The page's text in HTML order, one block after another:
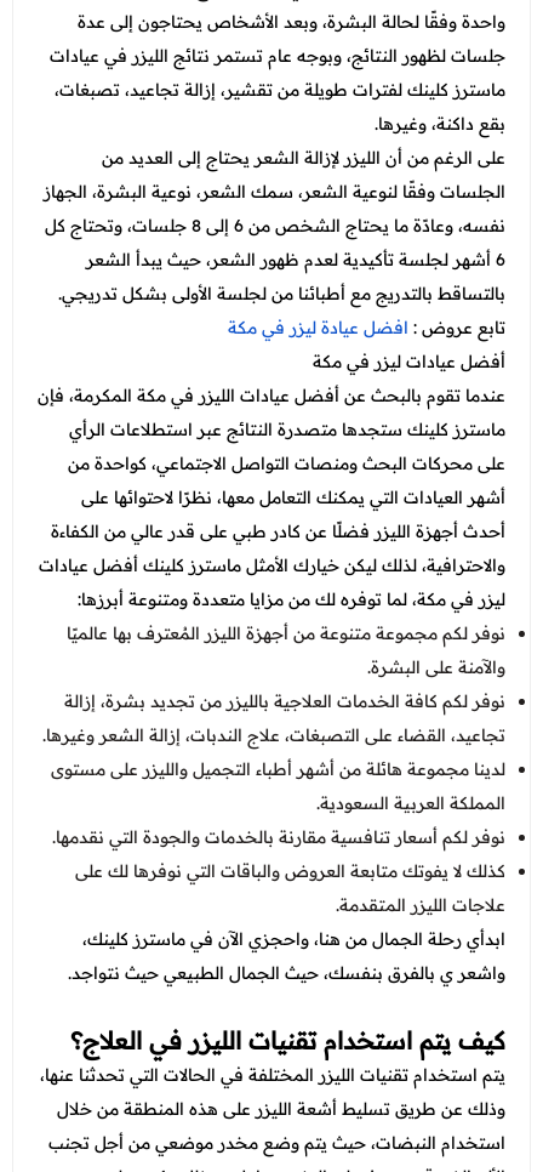
واحدة وفقًا لحالة البشرة، وبعد الأشخاص يحتاجون إلى عدة
جلسات لظهور النتائج، وبوجه عام تستمر نتائج الليزر في عيادات
ماسترز كلينك لفترات طويلة من تقشير، إزالة تجاعيد، تصبغات،
بقع داكنة، وغيرها.
على الرغم من أن الليزر لإزالة الشعر يحتاج إلى العديد من
الجلسات وفقًا لنوعية الشعر، سمك الشعر، نوعية البشرة، الجهاز
نفسه، وعادًة ما يحتاج الشخص من 6 إلى 8 جلسات، وتحتاج كل
6 أشهر لجلسة تأكيدية لعدم ظهور الشعر، حيث يبدأ الشعر
بالتساقط بالتدريج مع أطبائنا من لجلسة الأولى بشكل تدريجي.
تابع عروض :افضل عيادة ليزر في مكة
أفضل عيادات ليزر في مكة
عندما تقوم بالبحث عن أفضل عيادات الليزر في مكة المكرمة، فإن
ماسترز كلينك ستجدها متصدرة النتائج عبر استطلاعات الرأي
على محركات البحث ومنصات التواصل الاجتماعي، كواحدة من
أشهر العيادات التي يمكنك التعامل معها، نظرًا لاحتوائها على
أحدث أجهزة الليزر فضلًا عن كادر طبي على قدر عالي من الكفاءة
والاحترافية، لذلك ليكن خيارك الأمثل ماسترز كلينك أفضل عيادات
ليزر في مكة، لما توفره لك من مزايا متعددة ومتنوعة أبرزها:
نوفر لكم مجموعة متنوعة من أجهزة الليزر المُعترف بها عالميًا
والآمنة على البشرة.
نوفر لكم كافة الخدمات العلاجية بالليزر من تجديد بشرة، إزالة
تجاعيد، القضاء على التصبغات، علاج الندبات، إزالة الشعر وغيرها.
لدينا مجموعة هائلة من أشهر أطباء التجميل والليزر على مستوى
المملكة العربية السعودية.
نوفر لكم أسعار تنافسية مقارنة بالخدمات والجودة التي نقدمها.
كذلك لا يفوتك متابعة العروض والباقات التي نوفرها لك على
علاجات الليزر المتقدمة.
ابدأي رحلة الجمال من هنا، واحجزي الآن في ماسترز كلينك،
واشعر ي بالفرق بنفسك، حيث الجمال الطبيعي حيث نتواجد.
كيف يتم استخدام تقنيات الليزر في العلاج؟
يتم استخدام تقنيات الليزر المختلفة في الحالات التي تحدثنا عنها،
وذلك عن طريق تسليط أشعة الليزر على هذه المنطقة من خلال
استخدام النبضات، حيث يتم وضع مخدر موضعي من أجل تجنب